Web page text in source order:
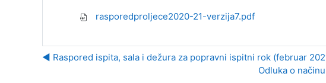
rasporedproljece2020-21-verzija7.pdf
◀︎ Raspored ispita, sala i dežura za popravni ispitni rok (februar
Odluka o